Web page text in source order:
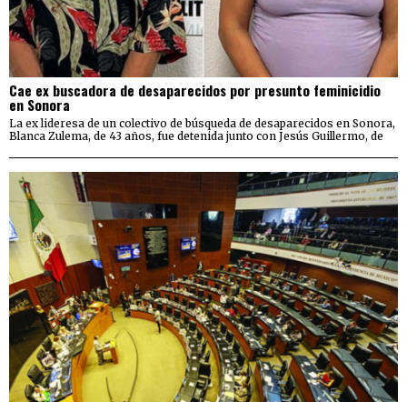
Cae ex buscadora de desaparecidos por presunto feminicidio
en Sonora
La ex lideresa de un colectivo de búsqueda de desaparecidos en Sonora,
Blanca Zulema, de 43 años, fue detenida junto con Jesús Guillermo, de